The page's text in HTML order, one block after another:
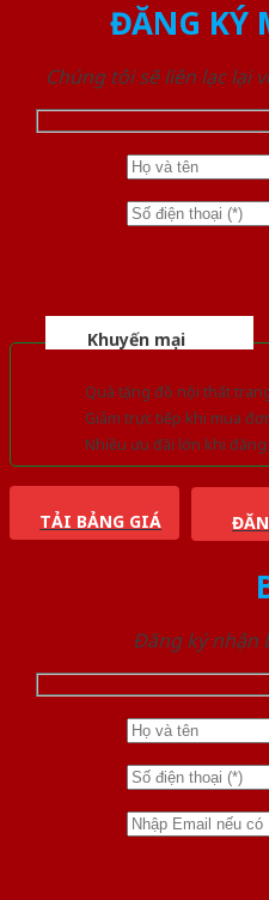
ĐĂNG KÝ
Chúng tôi sẽ liên lạc lại
Khuyến mại
Quà tặng đồ nội thất
Giảm trực tiếp khi mua
Nhiều ưu đãi lớn khi
TẢI BẢNG GIÁ
Đăng ký nhận